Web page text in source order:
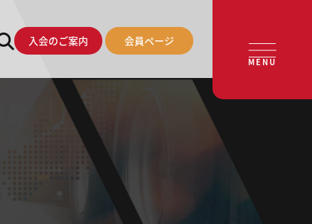
入会のご案内 会員ページ
MENU